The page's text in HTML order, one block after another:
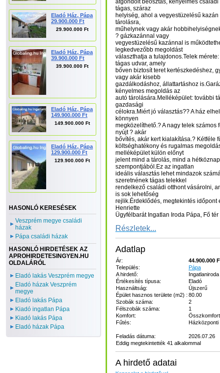
Eladó Ház, Pápa
29.900.000 Ft
29.900.000 Ft
Eladó Ház, Pápa
39.900.000 Ft
39.900.000 Ft
Eladó Ház, Pápa
149.900.000 Ft
149.900.000 Ft
Eladó Ház, Pápa
129.900.000 Ft
129.900.000 Ft
HASONLÓ KERESÉSEK
Veszprém megye családi
házak
Pápa családi házak
HASONLÓ HIRDETÉSEK AZ
APROHIRDETESINGYEN.HU
OLDALÁRÓL
Eladó lakás Veszprém megye
Eladó házak Veszprém
megye
Eladó lakás Pápa
Kiadó ingatlan Pápa
Kiadó lakás Pápa
Eladó házak Pápa
átgondolt beosztás, kényelmes családi
tágas, száraz
helyiség, ahol a vegyestüzelésű
tárolásra,
műhelynek vagy akár
? gázkazánnal vagy
vegyestüzelésű kazánnal is
legkedvezőbb megoldást
választhatja a tulajdonos.Telek
tágas udvar, amely
bőven biztosít teret kertészkedéshez,
vagy akár kisebb
gazdálkodáshoz, állattartáshoz
kényelmes megoldás az
autó tárolására.Melléképület: további
gazdasági
célokra.Miért jó választás?? A ház
könnyen
megközelíthető.? A nagy telek számos
nyújt ? akár
bővítés, akár kert kialakítása.? Kétféle
költséghatékony és rugalmas
melléképület külön előnyt
jelent mind a tárolás, mind a
szempontjából.Ez az ingatlan
ideális választás lehet mindazok
szeretnének tágas telekkel
rendelkező családi otthont vásárolni,
is sok lehetőség
rejlik.Érdeklődés, megtekintés időpont
Henriette
Ügyfélbarát Ingatlan Iroda Pápa, Fő tér
Részletek...
Adatlap
Ár:
44.900.000
Település:
Pápa
A hirdető:
Értékesítés típusa:
Eladó
Használtság:
Újszerű
Épület hasznos területe (m2) : 80.00
Szobák száma:
2
Félszobák száma:
1
Komfort:
Fűtés:
Házközponti
Feladás dátuma:
2026.07.26
Eddig megtekintették 41 alkalommal
A hirdető adatai